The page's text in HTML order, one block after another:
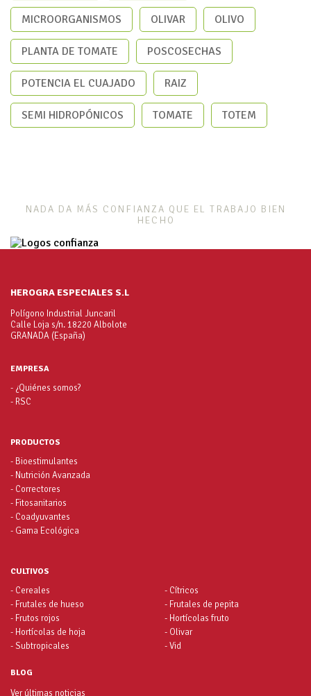
MICROORGANISMOS OLIVAR OLIVO
PLANTA DE TOMATE POSCOSECHAS
POTENCIA EL CUAJADO RAIZ
SEMI HIDROPÓNICOS TOMATE TOTEM
NADA DA MÁS CONFIANZA QUE EL TRABAJO BIEN
HECHO
HEROGRA ESPECIALES S.L
Polígono Industrial Juncaril
Calle Loja s/n. 18220 Albolote
GRANADA (España)
EMPRESA
- ¿Quiénes somos?
- RSC
PRODUCTOS
- Bioestimulantes
- Nutrición Avanzada
- Correctores
- Fitosanitarios
- Coadyuvantes
- Gama Ecológica
CULTIVOS
- Cereales
- Cítricos
- Frutales de hueso
- Frutales de pepita
- Frutos rojos
- Hortícolas fruto
- Hortícolas de hoja
- Olivar
- Subtropicales
- Vid
BLOG
Ver últimas noticias